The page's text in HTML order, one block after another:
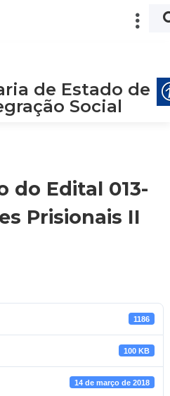
de Estado de
Social
do Edital 013-
Prisionais II
1186
100 KB
14 de março de 2018